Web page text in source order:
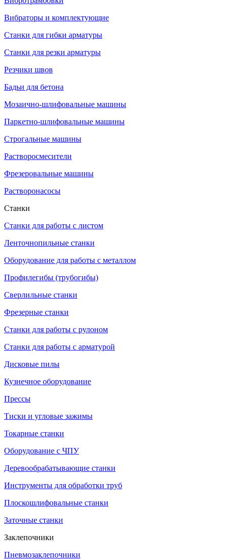
Вибраторы и комплектующие
Станки для гибки арматуры
Станки для резки арматуры
Резчики швов
Бадьи для бетона
Мозаично-шлифовальные машины
Паркетно-шлифовальные машины
Строгальные машины
Растворосмесители
Фрезеровальные машины
Растворонасосы
Станки
Станки для работы с листом
Ленточнопильные станки
Оборудование для работы с металлом
Профилегибы (трубогибы)
Сверлильные станки
Фрезерные станки
Станки для работы с рулоном
Станки для работы с арматурой
Дисковые пилы
Кузнечное оборудование
Прессы
Тиски и угловые зажимы
Токарные станки
Оборудование с ЧПУ
Деревообрабатывающие станки
Инструменты для обработки труб
Плоскошлифовальные станки
Заточные станки
Заклепочники
Пневмозаклепочники